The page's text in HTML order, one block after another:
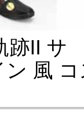
跡II サ
ン 風